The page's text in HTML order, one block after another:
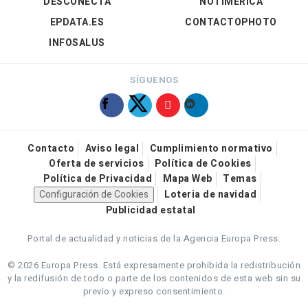
EPDATA.ES
INFOSALUS
CONTACTOPHOTO
SÍGUENOS
Contacto Aviso legal
Cumplimiento normativo
Oferta de servicios
Política de Cookies
Política de Privacidad
Mapa Web
Temas
Configuración de Cookies
Loteria de navidad
Publicidad estatal
Portal de actualidad y noticias de la Agencia Europa Press.
© 2026 Europa Press. Está expresamente prohibida la redistribución
y la redifusión de todo o parte de los contenidos de esta web sin su
previo y expreso consentimiento.